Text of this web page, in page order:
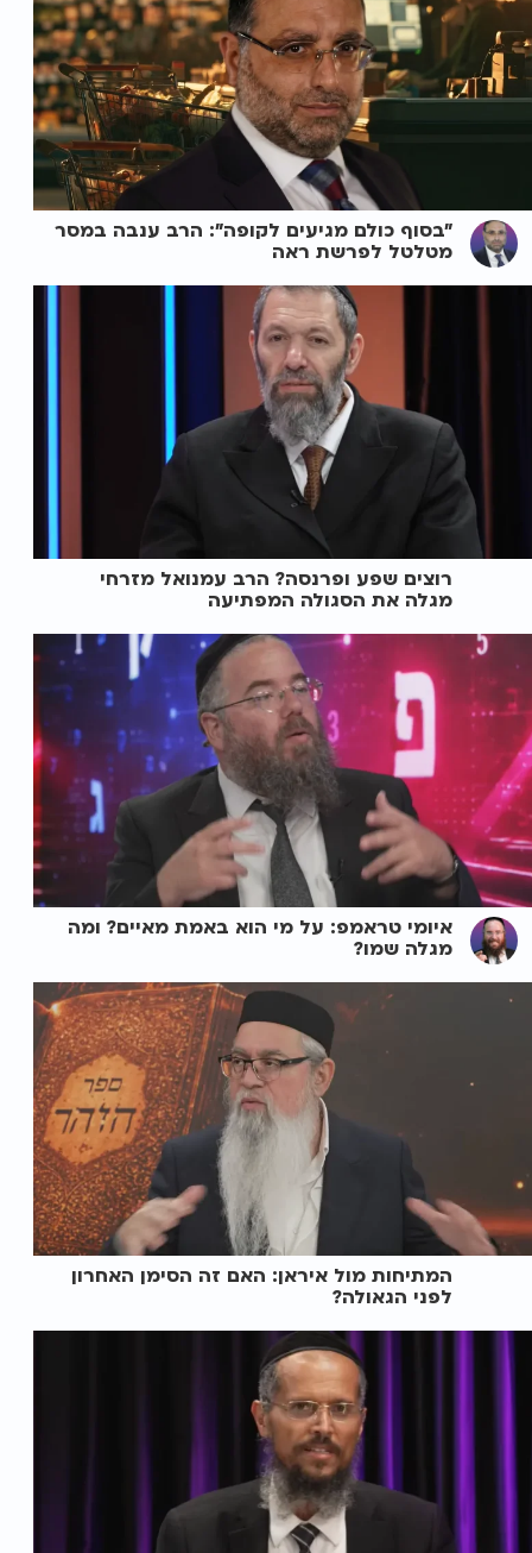
"בסוף כולם מגיעים לקופה": הרב ענבה במסר
מטלטל לפרשת ראה
רוצים שפע ופרנסה? הרב עמנואל מזרחי
מגלה את הסגולה המפתיעה
איומי טראמפ: על מי הוא באמת מאיים? ומה
מגלה שמו?
המתיחות מול איראן: האם זה הסימן האחרון
לפני הגאולה?